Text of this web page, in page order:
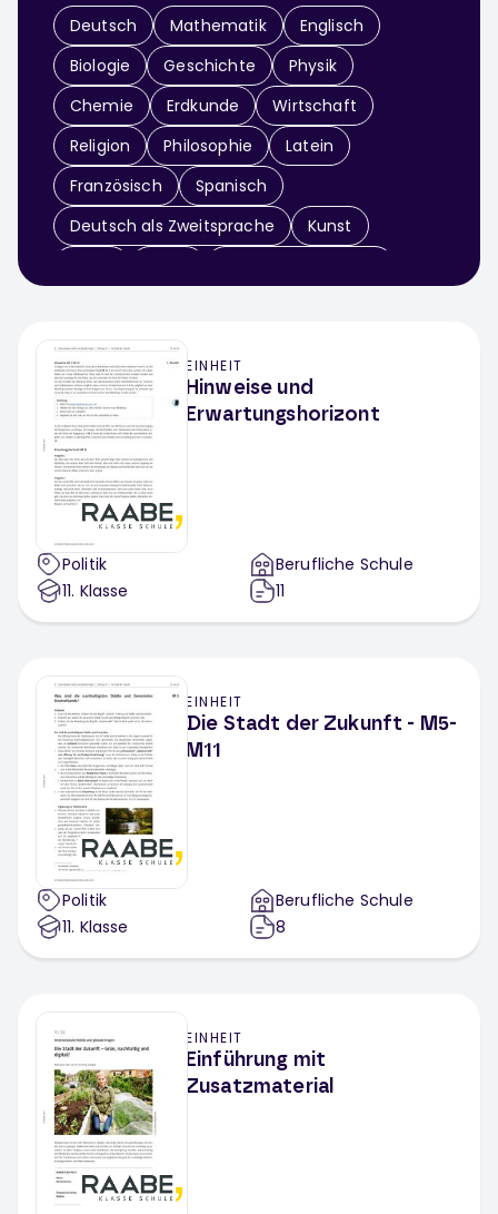
Deutsch Mathematik
Englisch
Biologie
Geschichte
Physik
Chemie
Erdkunde
Wirtschaft
Religion
Philosophie
Latein
Französisch
Spanisch
Deutsch als Zweitsprache
Kunst
Sachunterricht
Werken / Textiles Gestalten
Fächerübergreifend
EINHEIT
Hinweise und
Erwartungshorizont
Politik
11. Klasse
Berufliche Schule
11
EINHEIT
Die Stadt der Zukunft - M5-
M11
Politik
11. Klasse
Berufliche Schule
8
EINHEIT
Einführung mit
Zusatzmaterial